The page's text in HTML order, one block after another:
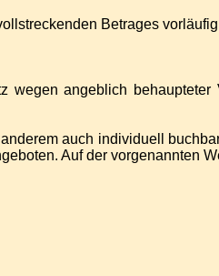
Betrages
angeblich
auch individuell
Auf der vorgenannten